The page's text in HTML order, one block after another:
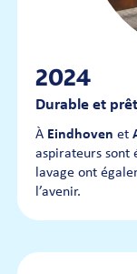
2024
Durable et
À Eindhoven et
aspirateurs sont
lavage ont
l’avenir.